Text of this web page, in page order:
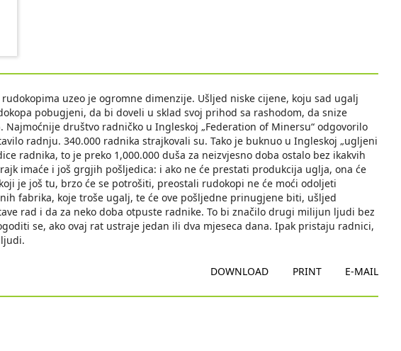
uzeo je ogromne dimenzije. Ušljed niske cijene, koju sad ugalj
pobugjeni, da bi doveli u sklad svoj prihod sa rashodom, da snize
Najmoćnije društvo radničko u Ingleskoj „Federation of Minersu“ odgovorilo
radnju. 340.000 radnika strajkovali su. Tako je buknuo u Ingleskoj „ugljeni
radnika, to je preko 1,000.000 duša za neizvjesno doba ostalo bez ikakvih
imaće i još grgjih pošljedica: i ako ne će prestati produkcija uglja, ona će
je još tu, brzo će se potrošiti, preostali rudokopi ne će moći odoljeti
fabrika, koje troše ugalj, te će ove pošljedne prinugjene biti, ušljed
rad i da za neko doba otpuste radnike. To bi značilo drugi milijun ljudi bez
se, ako ovaj rat ustraje jedan ili dva mjeseca dana. Ipak pristaju radnici,
DOWNLOAD PRINT E-MAIL